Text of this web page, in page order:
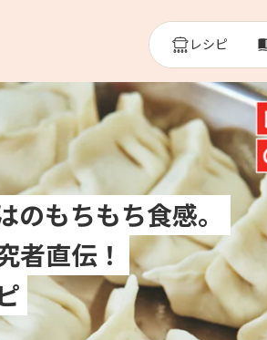
レシピ
のもちもち食感。
者直伝！